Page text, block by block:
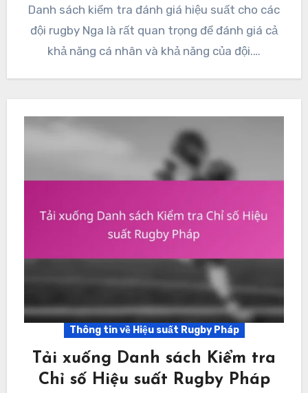
Danh sách kiểm tra đánh giá hiệu suất cho các
đội rugby Nga là rất quan trọng để đánh giá cả
khả năng cá nhân và khả năng của đội.…
Thông tin về Hiệu suất Rugby Pháp
Tải xuống Danh sách Kiểm tra
Chỉ số Hiệu suất Rugby Pháp